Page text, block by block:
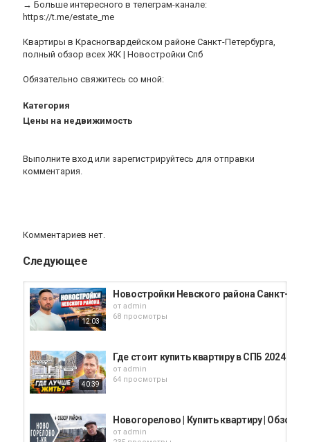
→ Больше интересного в телеграм-канале:
https://t.me/estate_me
Квартиры в Красногвардейском районе Санкт-Петербурга,
полный обзор всех ЖК | Новостройки Спб
Обязательно свяжитесь со мной:
Категория
Цены на недвижимость
Выполните вход или зарегистрируйтесь для отправки
комментария.
Комментариев нет.
Следующее
12:03
Новостройки Невского района Санкт-
от admin
68 просмотры
40:39
Где стоит купить квартиру в СПБ 2024 /
от admin
64 просмотры
Новогорелово | Купить квартиру | Обзор
от admin